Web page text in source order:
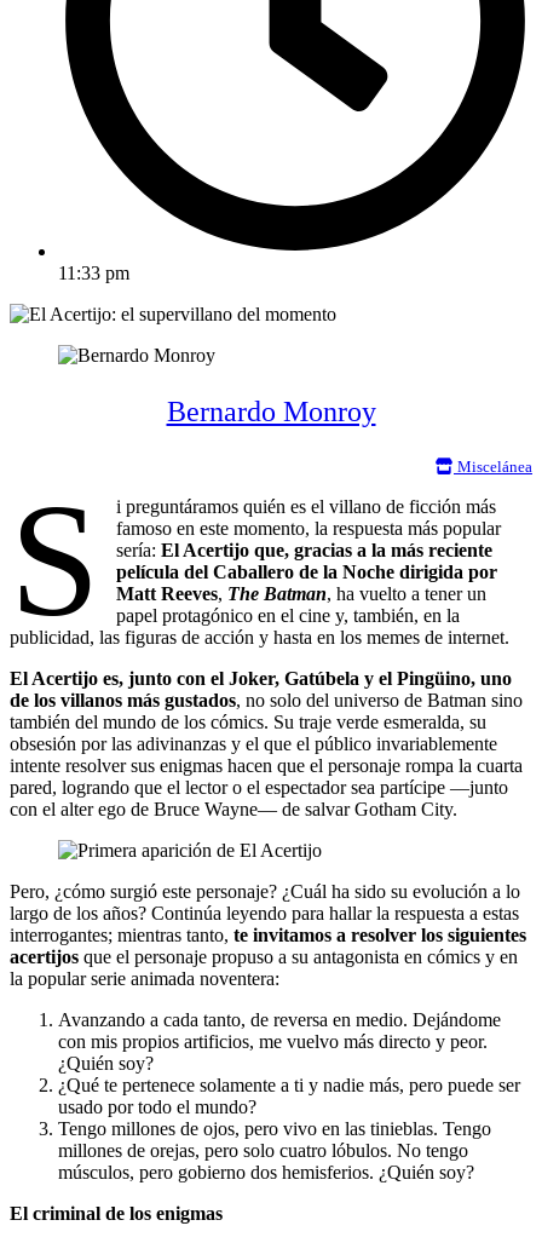
11:33 pm
Bernardo Monroy
Miscelánea
S
i preguntáramos quién es el villano de ficción más
famoso en este momento, la respuesta más popular
sería:El Acertijo que, gracias a la más reciente
película del Caballero de la Noche dirigida por
Matt Reeves, The Batman, ha vuelto a tener un
papel protagónico en el cine y, también, en la
publicidad, las figuras de acción y hasta en los memes de internet.
El Acertijo es, junto con el Joker, Gatúbela y el Pingüino, uno
de los villanos más gustados, no solo del universo de Batman sino
también del mundo de los cómics. Su traje verde esmeralda, su
obsesión por las adivinanzas y el que el público invariablemente
intente resolver sus enigmas hacen que el personaje rompa la cuarta
pared, logrando que el lector o el espectador sea partícipe —junto
con el alter ego de Bruce Wayne— de salvar Gotham City.
Pero, ¿cómo surgió este personaje? ¿Cuál ha sido su evolución a lo
largo de los años? Continúa leyendo para hallar la respuesta a estas
interrogantes; mientras tanto, te invitamos a resolver los siguientes
acertijos que el personaje propuso a su antagonista en cómics y en
la popular serie animada noventera:
Avanzando a cada tanto, de reversa en medio. Dejándome
con mis propios artificios, me vuelvo más directo y peor.
¿Quién soy?
¿Qué te pertenece solamente a ti y nadie más, pero puede ser
usado por todo el mundo?
Tengo millones de ojos, pero vivo en las tinieblas. Tengo
millones de orejas, pero solo cuatro lóbulos. No tengo
músculos, pero gobierno dos hemisferios. ¿Quién soy?
El criminal de los enigmas